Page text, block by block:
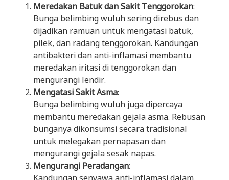
Meredakan Batuk dan Sakit Tenggorokan:
Bunga belimbing wuluh sering direbus dan
dijadikan ramuan untuk mengatasi batuk,
pilek, dan radang tenggorokan. Kandungan
antibakteri dan anti-inflamasi membantu
meredakan iritasi di tenggorokan dan
mengurangi lendir.
Mengatasi Sakit Asma:
Bunga belimbing wuluh juga dipercaya
membantu meredakan gejala asma. Rebusan
bunganya dikonsumsi secara tradisional
untuk melegakan pernapasan dan
mengurangi gejala sesak napas.
Mengurangi Peradangan: